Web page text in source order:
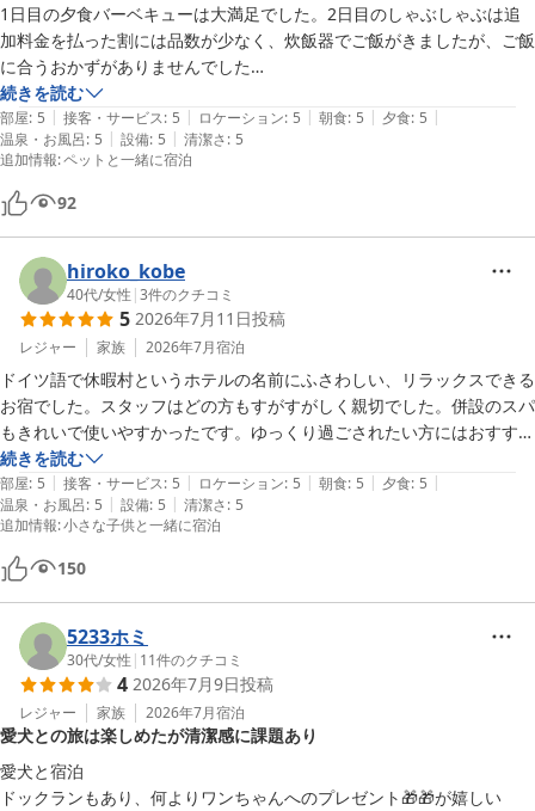
1日目の夕食バーベキューは大満足でした。2日目のしゃぶしゃぶは追
加料金を払った割には品数が少なく、炊飯器でご飯がきましたが、ご飯
に合うおかずがありませんでした
その他はお部屋や居心地、愛犬との過ごし方も大満足です。
続きを読む
部屋: 5 | 接客・サービス: 5 | ロケーション: 5 | 朝食: 5 | 夕食: 5 |
温泉・お風呂: 5 | 設備: 5 | 清潔さ: 5
追加情報:ペットと一緒に宿泊
92
hiroko_kobe
40代/女性 |3件のクチコミ
5 2026年7月11日投稿
レジャー 家族 2026年7月宿泊
ドイツ語で休暇村というホテルの名前にふさわしい、リラックスできる
お宿でした。スタッフはどの方もすがすがしく親切でした。併設のスパ
もきれいで使いやすかったです。ゆっくり過ごされたい方にはおすすめ
かと思います。
続きを読む
部屋: 5 | 接客・サービス: 5 | ロケーション: 5 | 朝食: 5 | 夕食: 5 |
温泉・お風呂: 5 | 設備: 5 | 清潔さ: 5
追加情報:小さな子供と一緒に宿泊
150
5233ホミ
30代/女性 | 11件のクチコミ
4 2026年7月9日投稿
レジャー 家族 2026年7月宿泊
愛犬との旅は楽しめたが清潔感に課題あり
愛犬と宿泊
ドックランもあり、何よりワンちゃんへのプレゼント🎁🎁が嬉しい